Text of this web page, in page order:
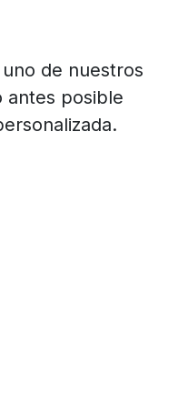
de nuestros
antes posible